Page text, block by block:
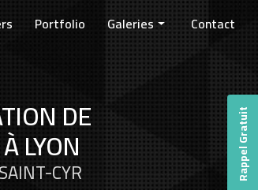
Rappel Gratuit
Portfolio Galeries
Entreprises
Collectivités
Particuliers
Contact
DE
LYON
CYR